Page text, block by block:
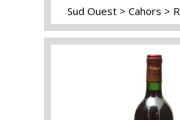
Sud Ouest Cahors